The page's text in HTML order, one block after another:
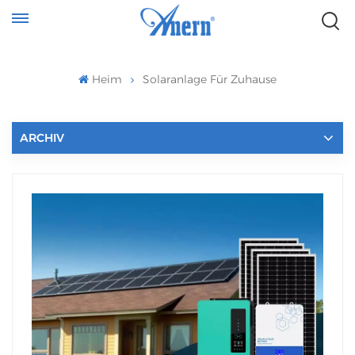
Heim Solaranlage Für Zuhause
ARCHIV